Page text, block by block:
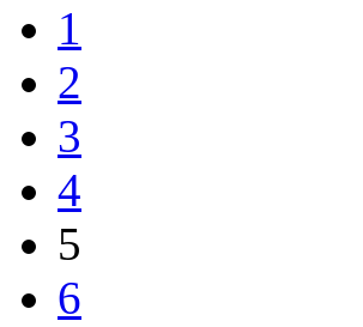
1
2
3
4
5
6